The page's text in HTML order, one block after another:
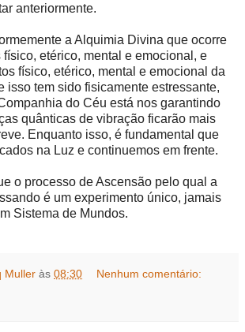
anteriormente.
a Alquimia Divina que ocorre
etérico, mental e emocional, e
físico, etérico, mental e emocional da
isso tem sido fisicamente estressante,
do Céu está nos garantindo
quânticas de vibração ficarão mais
Enquanto isso, é fundamental que
na Luz e continuemos em frente.
o processo de Ascensão pelo qual a
é um experimento único, jamais
Sistema de Mundos.
Muller às 08:30 Nenhum comentário: